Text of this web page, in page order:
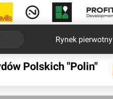
Rynek pierwotny
Polskich "Polin"